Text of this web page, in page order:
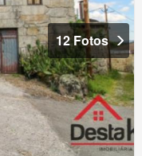
12 Fotos